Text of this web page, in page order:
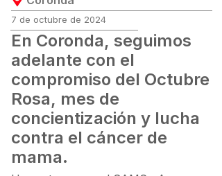
7 de octubre de 2024
En Coronda, seguimos
adelante con el
compromiso del Octubre
Rosa, mes de
concientización y lucha
contra el cáncer de
mama.